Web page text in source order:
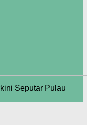
Seputar Pulau